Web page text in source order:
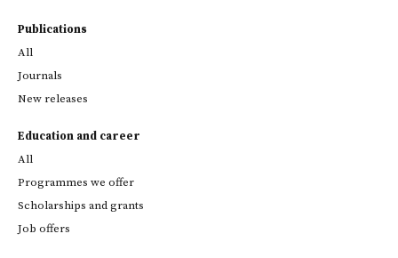
Publications
All
Journals
New releases
Education and career
All
Programmes we offer
Scholarships and grants
Job offers